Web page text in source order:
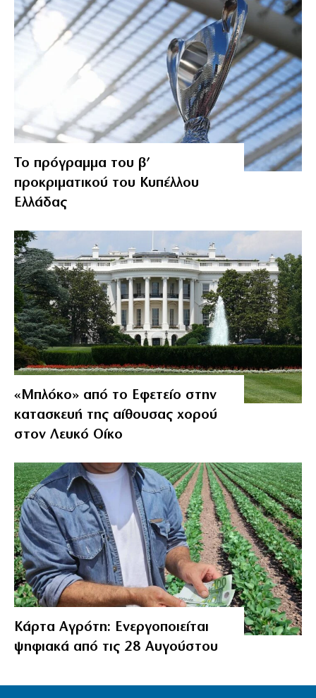
Το πρόγραμμα του β’
προκριματικού του Κυπέλλου
Ελλάδας
«Μπλόκο» από το Εφετείο στην
κατασκευή της αίθουσας χορού
στον Λευκό Οίκο
Κάρτα Αγρότη: Ενεργοποιείται
ψηφιακά από τις 28 Αυγούστου